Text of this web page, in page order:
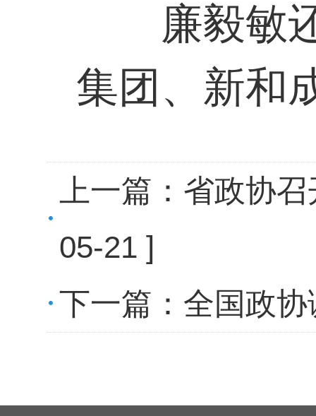
廉毅敏
集团、新和
上一篇： 省政协召
05-21 ]
下一篇： 全国政